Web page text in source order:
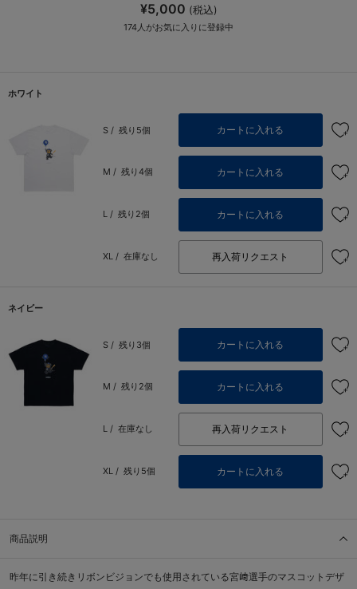
¥5,000 (税込)
174 人がお気に入りに登録中
ホワイト
S / 残り5個 カートに入れる
M / 残り4個 カートに入れる
L / 残り2個 カートに入れる
XL / 在庫なし 再入荷リクエスト
ネイビー
S / 残り3個 カートに入れる
M / 残り2個 カートに入れる
L / 在庫なし 再入荷リクエスト
XL / 残り5個 カートに入れる
商品説明
昨年に引き続きリボンビジョンでも使用されている宮﨑選手のマスコットデザ